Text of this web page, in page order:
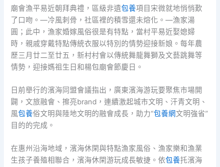
廟會漁平易近朝拜典禮，區級非遺包養項目宋微就地悄悄歎
了口吻。—冷風刺骨，社區裡的積雪還未熔化。—漁家湯
圓；此中，漁家婚嫁風俗很是有特點，當村平易近娶媳婦
時，親戚穿戴特點傳統衣服以特別的情勢迎接新娘。每年農
歷三月廿二至廿五，新村村會以傳統舞龍舞獅及文藝跳舞等
情勢，迎接媽祖生日和楊包廟會節慶日。
日前舉行的濱海同盟會議指出，廣東濱海游玩要聚焦市場開
闢，文旅融會、擦亮brand，連續激起城市文明、汗青文明、
風包養俗文明與陸地文明的融會成長，助力“包養網文明強省”
目的的完成。
在惠州沿海地域，濱海休閑與特點漁家風俗、漁家樂和漁業
生孩子養殖相聯合，濱海休閑游玩成長敏捷。依包養托濱海